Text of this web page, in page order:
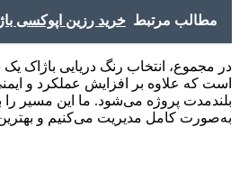
مطالب مرتبط خرید رزین اپوکسی
در مجموع، انتخاب رنگ دریایی باژاک
است که علاوه بر افزایش عملکرد و
بلندمدت پروژه می‌شود. ما این مسیر را
به‌صورت کامل مدیریت می‌کنیم و